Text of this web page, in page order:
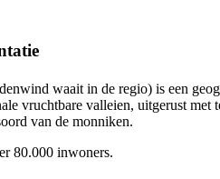
waait in de regio) is een
vruchtbare valleien, uitgerust
van de monniken.
80.000 inwoners.